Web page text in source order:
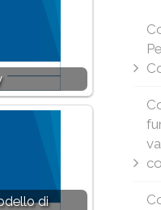
di